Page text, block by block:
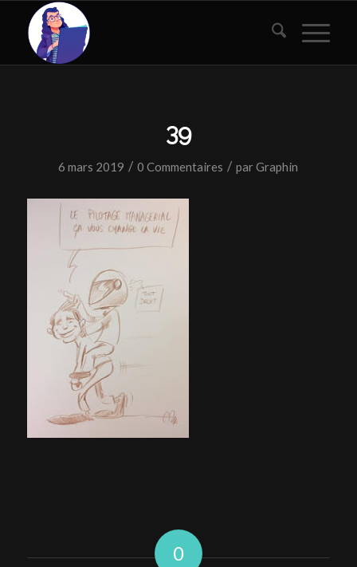
39
6 mars 2019 / 0 Commentaires / parGraphin
0